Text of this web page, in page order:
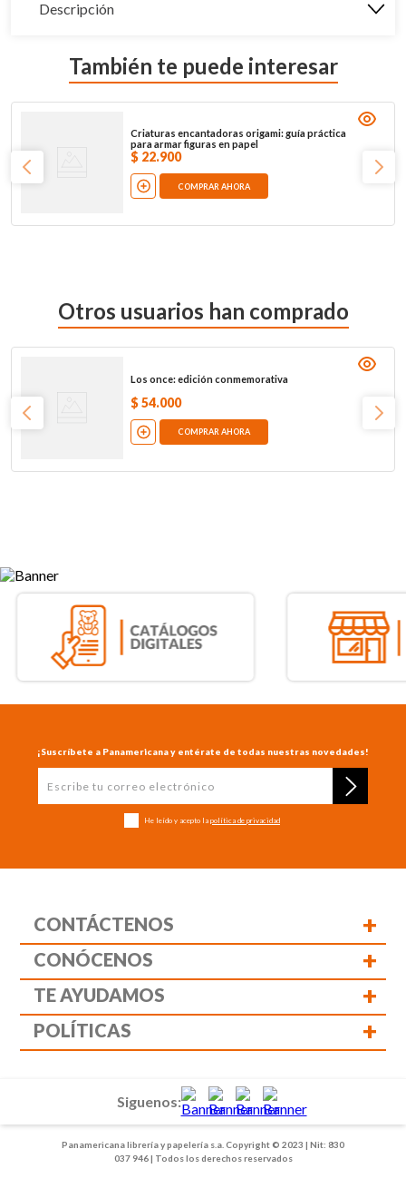
Descripción
También te puede interesar
Criaturas encantadoras origami: guía práctica
para armar figuras en papel
$ 22.900
COMPRAR AHORA
Otros usuarios han comprado
Los once: edición conmemorativa
$ 54.000
COMPRAR AHORA
¡Suscríbete a Panamericana y entérate de todas nuestras novedades!
He leído y acepto la política de privacidad
CONTÁCTENOS +
CONÓCENOS +
TE AYUDAMOS +
POLÍTICAS +
Panamericana librería y papelería s.a. Copyright © 2023 | Nit: 830
037 946 | Todos los derechos reservados
Siguenos: